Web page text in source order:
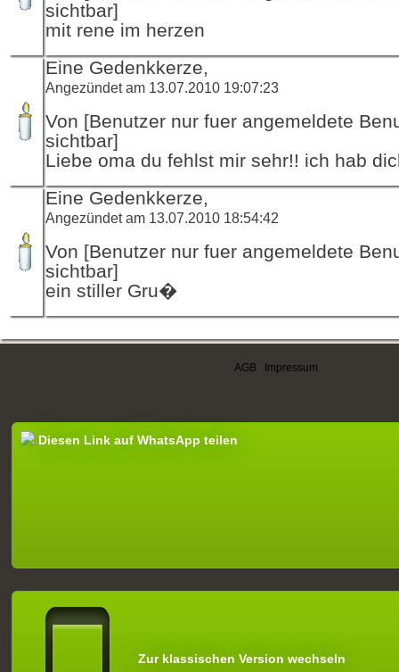
sichtbar]
mit rene im herzen
Eine Gedenkkerze,
Angezündet am 13.07.2010 19:07:23
Von [Benutzer nur fuer angemeldete
sichtbar]
Liebe oma du fehlst mir sehr!! ich hab
Eine Gedenkkerze,
Angezündet am 13.07.2010 18:54:42
Von [Benutzer nur fuer angemeldete
sichtbar]
ein stiller Gru�
AGB Impressum
Diesen Link auf WhatsApp teilen
Zur klassischen Version wechseln